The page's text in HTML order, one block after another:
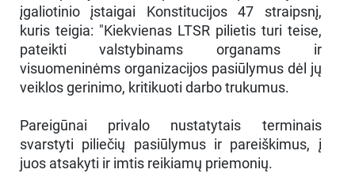
įgaliotinio įstaigai Konstitucijos 47 straipsnį,
kuris teigia: "Kiekvienas LTSR pilietis turi teise,
pateikti valstybinams organams ir
visuomeninėms organizacijos pasiūlymus dėl jų
veiklos gerinimo, kritikuoti darbo trukumus.
Pareigūnai privalo nustatytais terminais
svarstyti piliečių pasiūlymus ir pareiškimus, į
juos atsakyti ir imtis reikiamų priemonių.